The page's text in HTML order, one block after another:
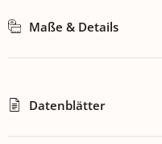
Maße & Details
Datenblätter